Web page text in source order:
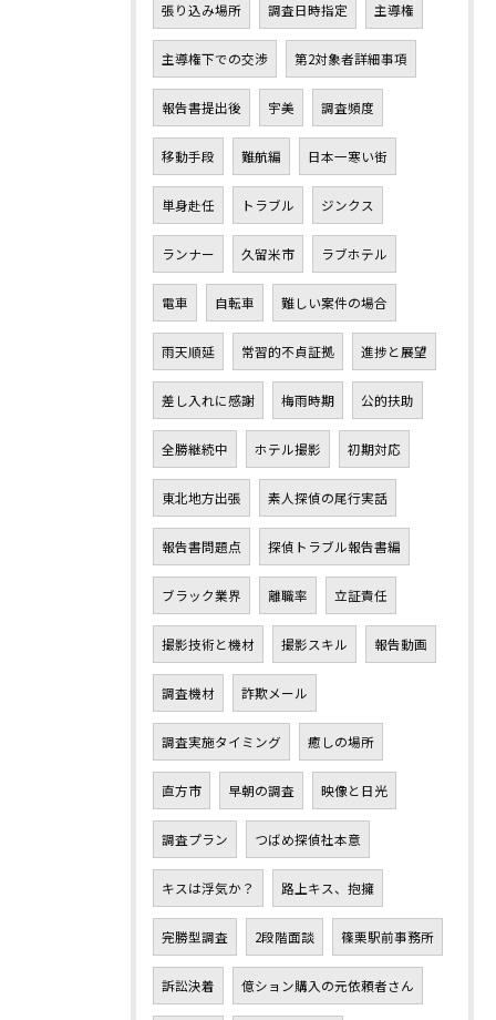
張り込み場所 調査日時指定 主導権
主導権下での交渉 第2対象者詳細事項
報告書提出後 宇美 調査頻度
移動手段 難航編 日本一寒い街
単身赴任 トラブル ジンクス
ランナー 久留米市 ラブホテル
電車 自転車 難しい案件の場合
雨天順延 常習的不貞証拠 進捗と展望
差し入れに感謝 梅雨時期 公的扶助
全勝継続中 ホテル撮影 初期対応
東北地方出張 素人探偵の尾行実話
報告書問題点 探偵トラブル報告書編
ブラック業界 離職率 立証責任
撮影技術と機材 撮影スキル 報告動画
調査機材 詐欺メール
調査実施タイミング 癒しの場所
直方市 早朝の調査 映像と日光
調査プラン つばめ探偵社本意
キスは浮気か？ 路上キス、抱擁
完勝型調査 2段階面談 篠栗駅前事務所
訴訟決着 億ション購入の元依頼者さん